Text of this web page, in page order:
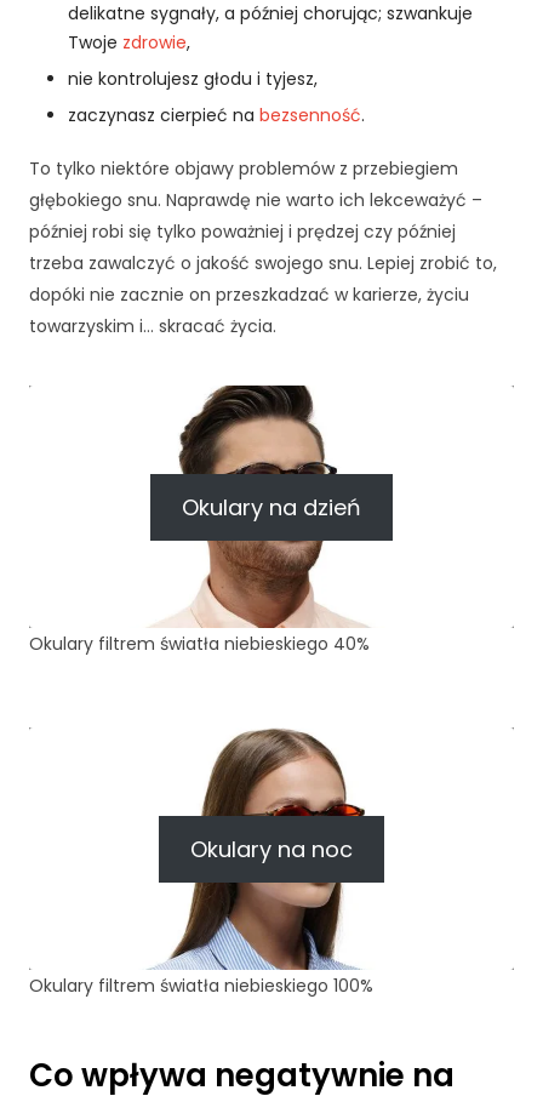
delikatne sygnały, a później chorując; szwankuje
Twoje zdrowie,
nie kontrolujesz głodu i tyjesz,
zaczynasz cierpieć na bezsenność.
To tylko niektóre objawy problemów z przebiegiem
głębokiego snu. Naprawdę nie warto ich lekceważyć –
później robi się tylko poważniej i prędzej czy później
trzeba zawalczyć o jakość swojego snu. Lepiej zrobić to,
dopóki nie zacznie on przeszkadzać w karierze, życiu
towarzyskim i… skracać życia.
Okulary na dzień
Okulary filtrem światła niebieskiego 40%
Okulary na noc
Okulary filtrem światła niebieskiego 100%
Co wpływa negatywnie na
T
s
p
c